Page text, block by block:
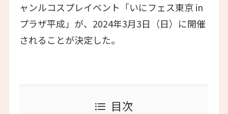
ャンルコスプレイベント「いにフェス東京 in
プラザ平成」が、2024年3月3日（日）に開催
されることが決定した。
目次